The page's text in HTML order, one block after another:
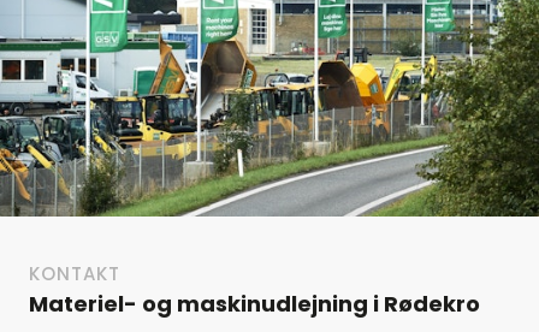
KONTAKT
Materiel- og maskinudlejning i Rødekro